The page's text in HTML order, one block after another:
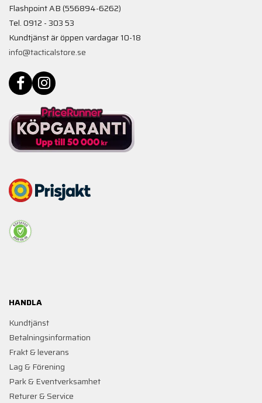
Flashpoint AB (556894-6262)
Tel. 0912 - 303 53
Kundtjänst är öppen vardagar 10-18
info@tacticalstore.se
HANDLA
Kundtjänst
Betalningsinformation
Frakt & leverans
Lag & Förening
Park & Eventverksamhet
Returer & Service